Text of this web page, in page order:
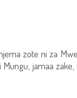
zote ni za
jamaa